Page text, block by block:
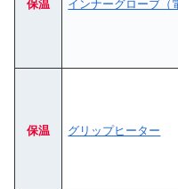
保温 インナーグローブ（
保温 グリップヒーター